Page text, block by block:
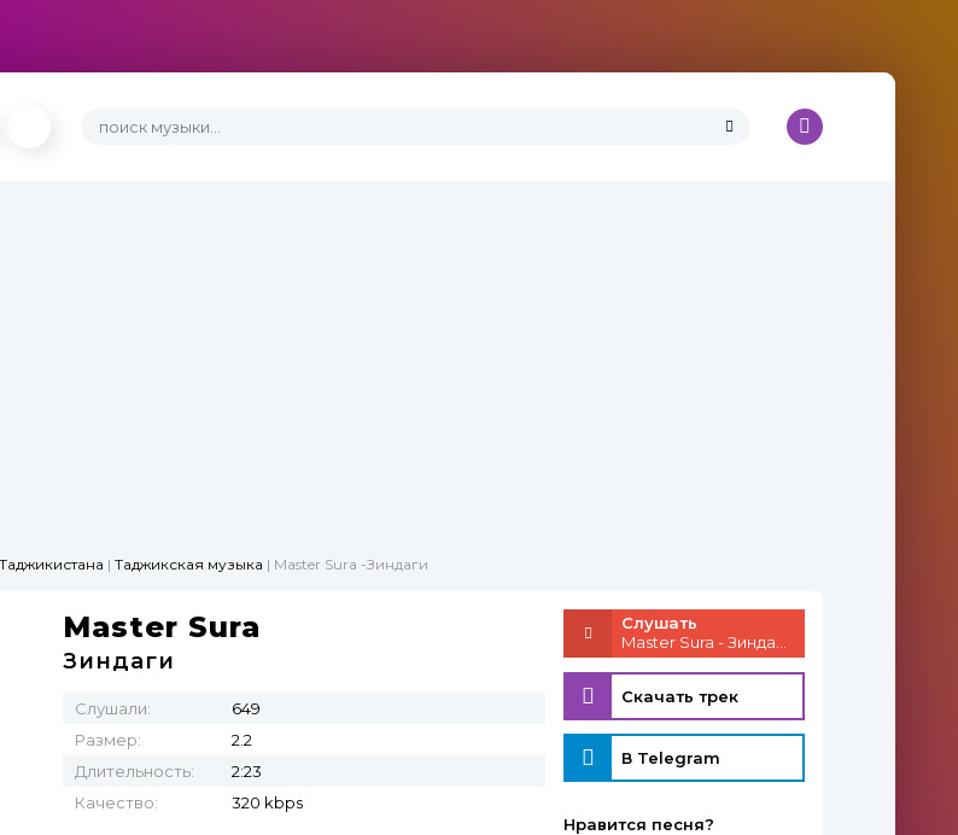
| Таджикская музыка | Master Sura -Зиндаги
Master Sura
Зиндаги
Слушали:
649
Размер:
2.2
Длительность:
2:23
Качество:
320 kbps
Слушать
Скачать трек
В Telegram
Нравится песня?